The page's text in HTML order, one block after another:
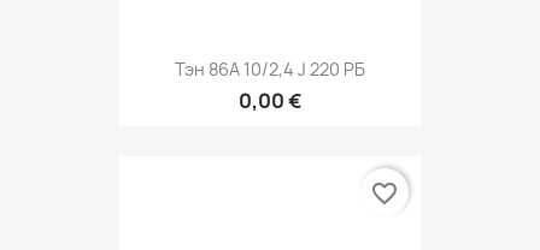
Тэн 86A 10/2,4 J 220 РБ
0,00 €
favorite_border